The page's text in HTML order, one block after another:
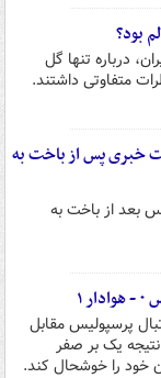
بود؟
درباره تنها گل
متفاوتی داشتند.
پس از باخت به
بعد از باخت به
۱
پرسپولیس مقابل
نتیجه یک بر صفر
خود را خوشحال کند.